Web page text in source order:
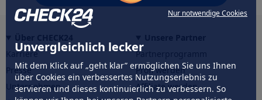
Nur notwendige Cookies
Unvergleichlich lecker
Mit dem Klick auf „geht klar” ermöglichen Sie uns Ihnen
über Cookies ein verbessertes Nutzungserlebnis zu
servieren und dieses kontinuierlich zu verbessern. So
Karriere
Presse
Unternehmen
Partnerprogramm
Profi werden
Affiliate werden